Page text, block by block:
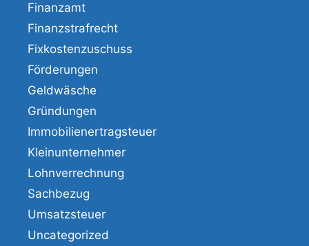
Finanzamt
Finanzstrafrecht
Fixkostenzuschuss
Förderungen
Geldwäsche
Gründungen
Immobilienertragsteuer
Kleinunternehmer
Lohnverrechnung
Sachbezug
Umsatzsteuer
Uncategorized